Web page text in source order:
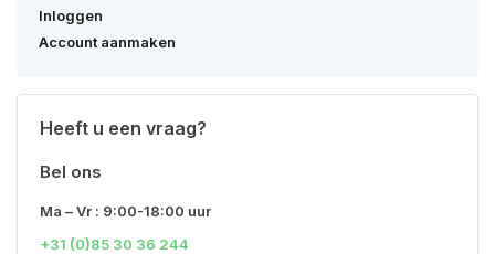
Inloggen
Account aanmaken
Heeft u een vraag?
Bel ons
Ma – Vr : 9:00-18:00 uur
+31 (0)85 30 36 244